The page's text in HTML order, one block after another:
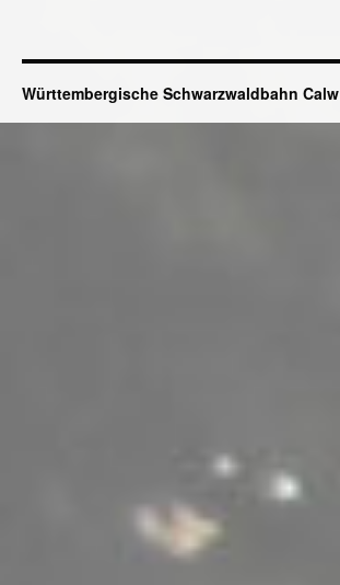
Württembergische Schwarzwaldbahn Calw